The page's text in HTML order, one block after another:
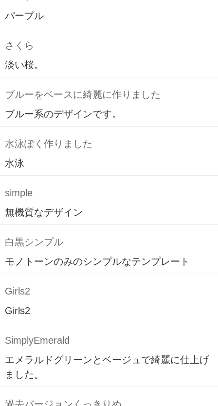
パープル
さくら
淡い桜。
ブルーをベースに綺麗に作りました
ブルー系のデザインです。
水泳ぽく作りました
水泳
simple
無機質なデザイン
白黒シンプル
モノトーンのみのシンプルなテンプレート
Girls2
Girls2
SimplyEmerald
エメラルドグリーンとベージュで綺麗に仕上げ
ました。